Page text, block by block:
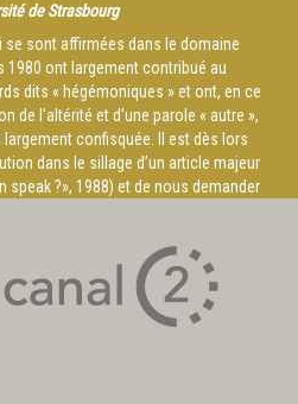
de Strasbourg
se sont affirmées dans le domaine
1980 ont largement contribué au
dits « hégémoniques » et ont, en ce
de l’altérité et d’une parole « autre »,
confisquée. Il est dès lors
dans le sillage d’un article majeur
speak ?», 1988) et de nous demander
pourrions-nous ajouter avec Frans de
pour comprendre l’intelligence
ont, semblerait-il, nettement infléchi